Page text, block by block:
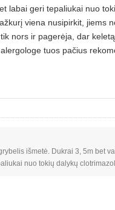
labai geri tepaliukai nuo
viena nusipirkit, jiems
nors ir pagerėja, dar
tuos pačius
išmetė. Dukrai 3, 5m bet
nuo tokių dalykų